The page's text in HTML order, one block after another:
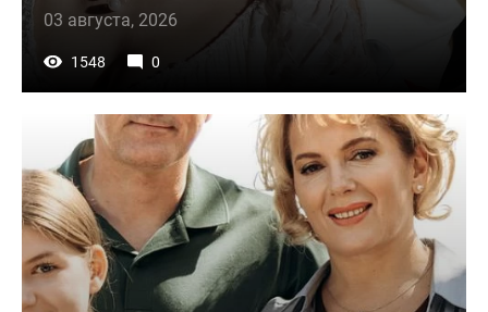
03 августа, 2026
1548 0